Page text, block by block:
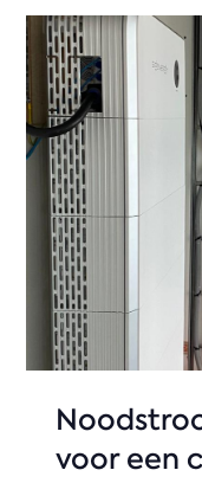
voor een